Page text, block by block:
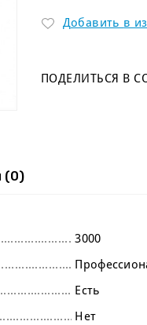
ПОДЕЛИТЬСЯ В
(0)
3000
Есть
Нет